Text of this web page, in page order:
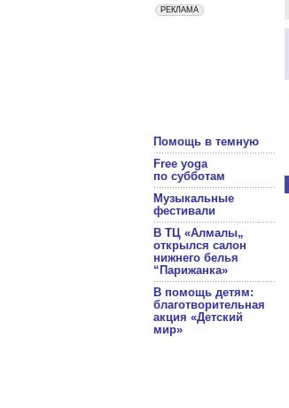
Помощь в темную
Free yoga
по субботам
Музыкальные
фестивали
В ТЦ «Алмалы„
открылся салон
нижнего белья
“Парижанка»
В помощь детям:
благотворительная
акция «Детский
мир»